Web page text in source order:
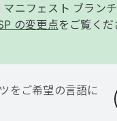
マニフェスト ブラン
の変更点をご覧くだ
をご希望の言語に